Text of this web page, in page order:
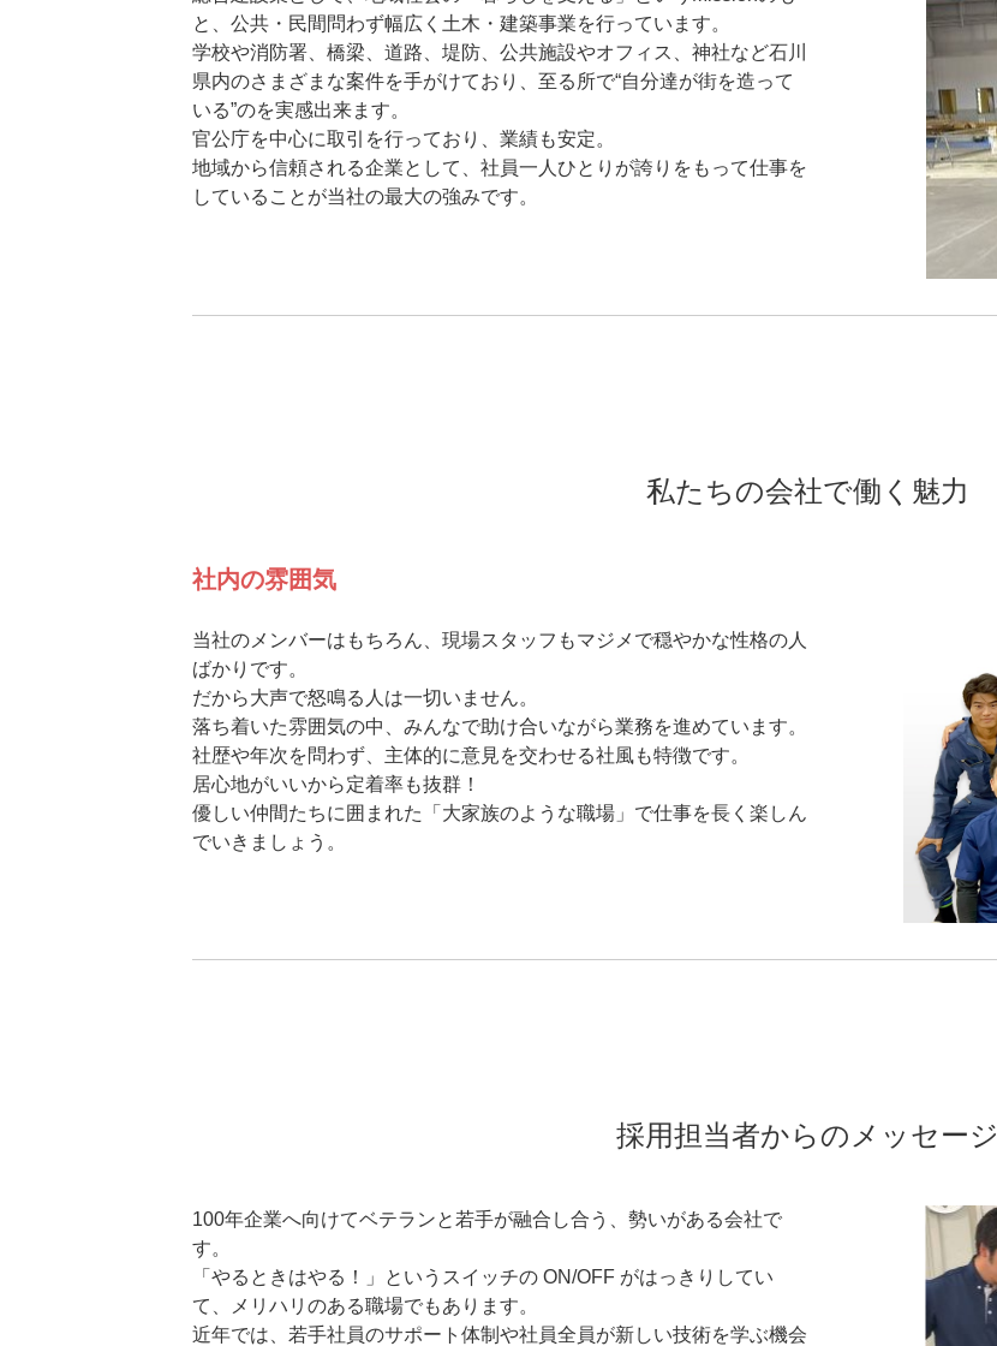
と、公共・民間問わず幅広く土木・建築事業を行っています。
学校や消防署、橋梁、道路、堤防、公共施設やオフィス、神社など石川
県内のさまざまな案件を手がけており、至る所で“自分達が街を造って
いる”のを実感出来ます。
官公庁を中心に取引を行っており、業績も安定。
地域から信頼される企業として、社員一人ひとりが誇りをもって仕事を
していることが当社の最大の強みです。
私たちの会社で働く魅力
社内の雰囲気
当社のメンバーはもちろん、現場スタッフもマジメで穏やかな性格の人
ばかりです。
だから大声で怒鳴る人は一切いません。
落ち着いた雰囲気の中、みんなで助け合いながら業務を進めています。
社歴や年次を問わず、主体的に意見を交わせる社風も特徴です。
居心地がいいから定着率も抜群！
優しい仲間たちに囲まれた「大家族のような職場」で仕事を長く楽しん
でいきましょう。
採用担当者からのメッセージ
100年企業へ向けてベテランと若手が融合し合う、勢いがある会社で
す。
「やるときはやる！」というスイッチの ON/OFF がはっきりしてい
て、メリハリのある職場でもあります。
近年では、若手社員のサポート体制や社員全員が新しい技術を学ぶ機会